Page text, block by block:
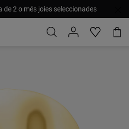
de 2 o més joies seleccionades